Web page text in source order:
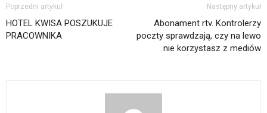
Poprzedni artykuł
HOTEL KWISA POSZUKUJE
PRACOWNIKA
Następny artykuł
Abonament rtv. Kontrolerzy
poczty sprawdzają, czy na lewo
nie korzystasz z mediów